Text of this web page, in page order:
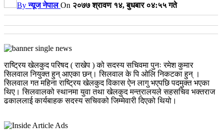
Byन्यूज नेपाल On २०७७ श्रावण १४, बुधबार ०४:५५ गते
राष्ट्रिय खेलकुद परिषद ( राखेप ) को सदस्य सचिवमा पुनः रमेश कुमार
सिलवाल नियुक्त हुन् आएका छन्। सिलवाल के पि ओलि निकटका हुन् ।
सिलवाल गत महिना राष्ट्रिय खेलकुद विकास ऐन लागु भएपछि पदमुक्त भएका
थिए। सिलवालको स्थानमा युवा तथा खेलकुद मन्त्रालयले सहसचिव भक्तराज
ढकाललाई कार्यबाहक सदस्य सचिवको जिम्मेवारी दिएको थियो।